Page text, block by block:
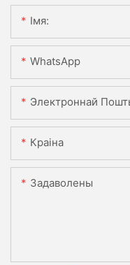
Імя:
WhatsApp
Электроннай
Краіна
Задаволены